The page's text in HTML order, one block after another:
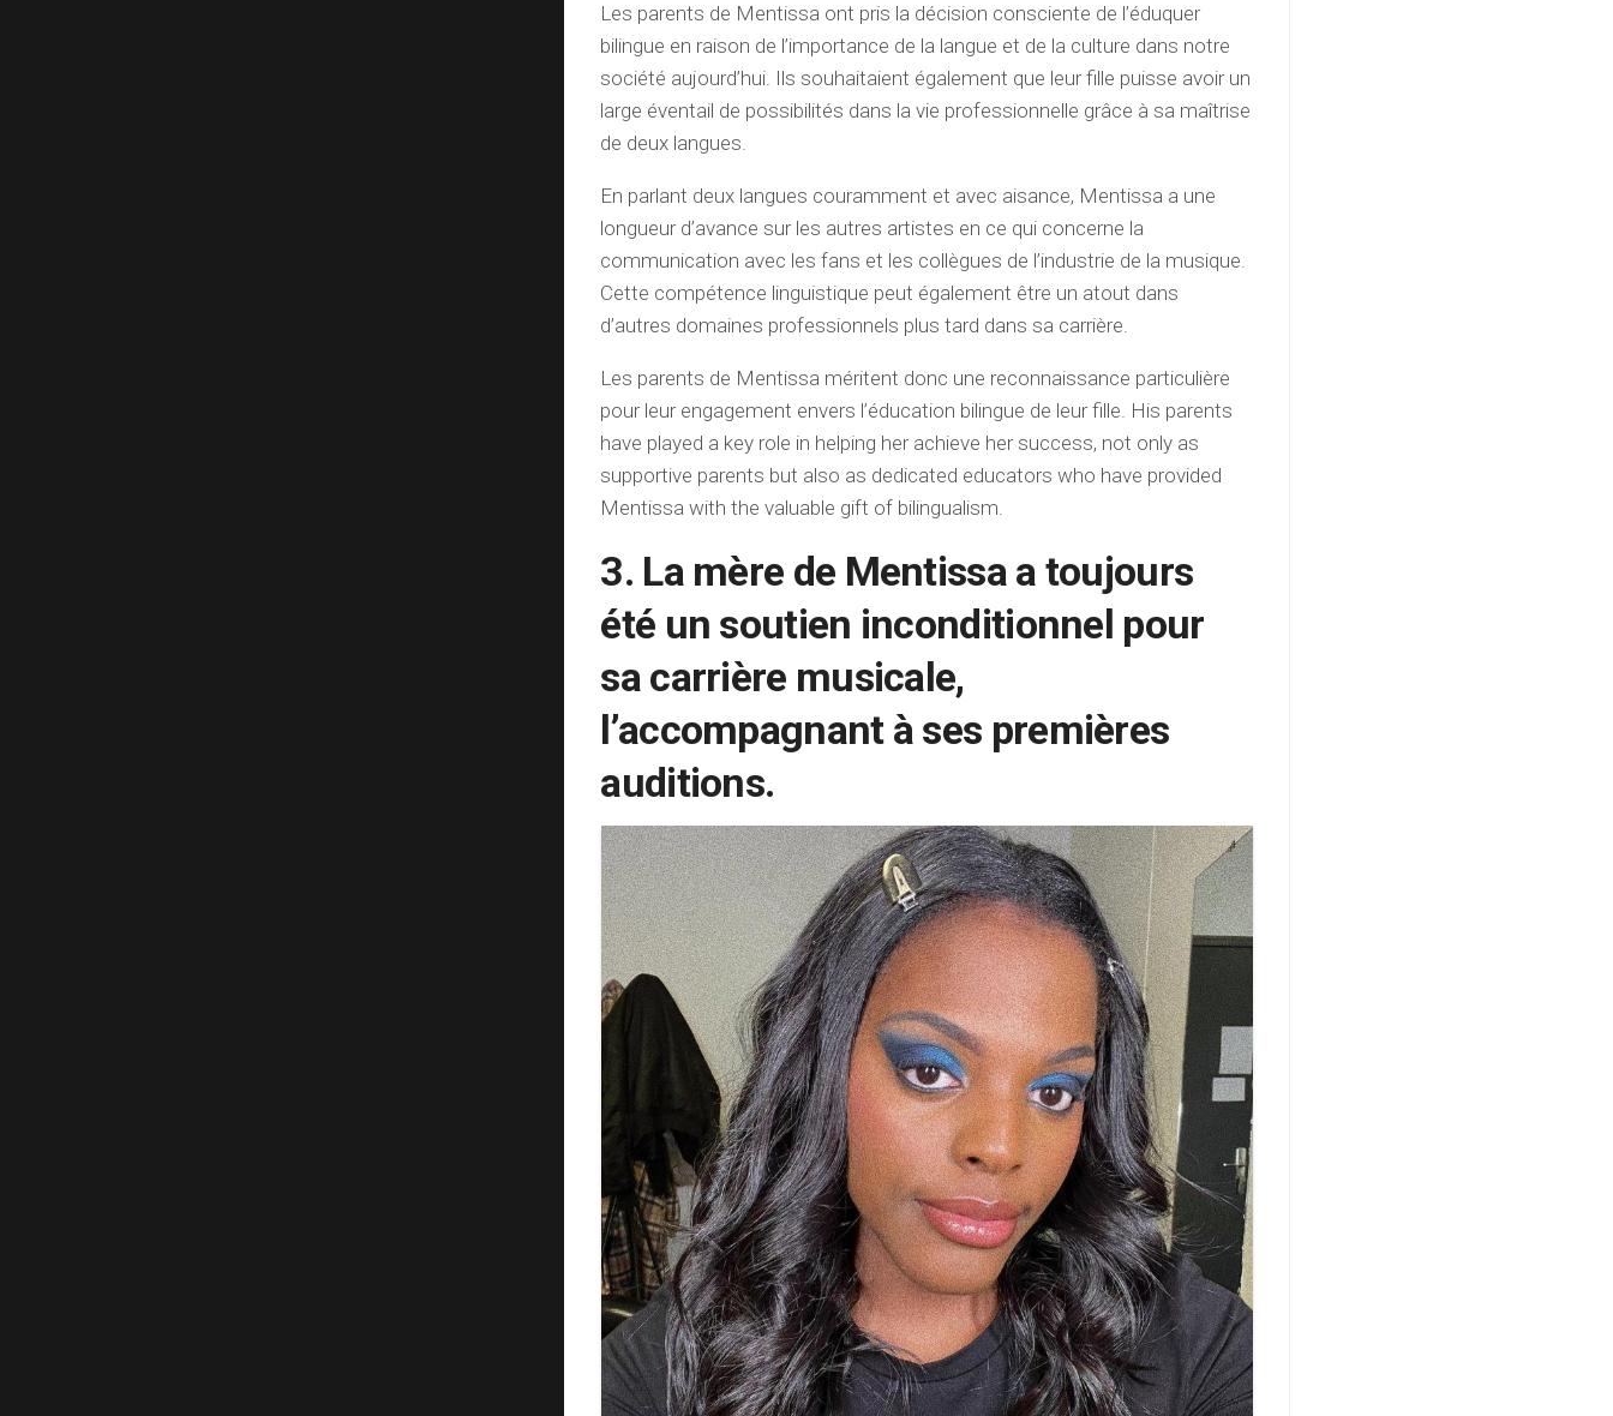
Les parents de Mentissa ont pris la décision consciente de l’éduquer
bilingue en raison de l’importance de la langue et de la culture dans notre
société aujourd’hui. Ils souhaitaient également que leur fille puisse avoir un
large éventail de possibilités dans la vie professionnelle grâce à sa maîtrise
de deux langues.
En parlant deux langues couramment et avec aisance, Mentissa a une
longueur d’avance sur les autres artistes en ce qui concerne la
communication avec les fans et les collègues de l’industrie de la musique.
Cette compétence linguistique peut également être un atout dans
d’autres domaines professionnels plus tard dans sa carrière.
Les parents de Mentissa méritent donc une reconnaissance particulière
pour leur engagement envers l’éducation bilingue de leur fille. His parents
have played a key role in helping her achieve her success, not only as
supportive parents but also as dedicated educators who have provided
Mentissa with the valuable gift of bilingualism.
3. La mère de Mentissa a toujours
été un soutien inconditionnel pour
sa carrière musicale,
l’accompagnant à ses premières
auditions.